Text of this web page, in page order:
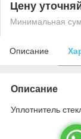
Цену
Минимальная
Описание
Описание
Уплотнитель